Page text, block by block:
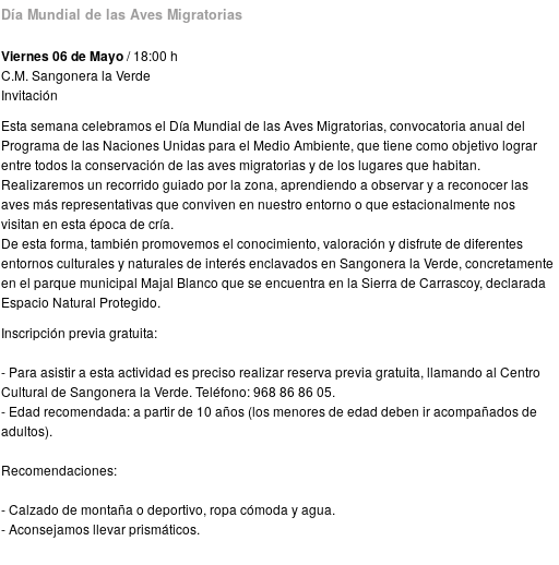
Día Mundial de las Aves Migratorias
Viernes 06 de Mayo/ 18:00 h
C.M. Sangonera la Verde
Invitación
Esta semana celebramos el Día Mundial de las Aves Migratorias, convocatoria anual del
Programa de las Naciones Unidas para el Medio Ambiente, que tiene como objetivo lograr
entre todos la conservación de las aves migratorias y de los lugares que habitan.
Realizaremos un recorrido guiado por la zona, aprendiendo a observar y a reconocer las
aves más representativas que conviven en nuestro entorno o que estacionalmente nos
visitan en esta época de cría.
De esta forma, también promovemos el conocimiento, valoración y disfrute de diferentes
entornos culturales y naturales de interés enclavados en Sangonera la Verde, concretamente
en el parque municipal Majal Blanco que se encuentra en la Sierra de Carrascoy, declarada
Espacio Natural Protegido.
Inscripción previa gratuita:
- Para asistir a esta actividad es preciso realizar reserva previa gratuita, llamando al Centro
Cultural de Sangonera la Verde. Teléfono: 968 86 86 05.
- Edad recomendada: a partir de 10 años (los menores de edad deben ir acompañados de
adultos).
Recomendaciones:
- Calzado de montaña o deportivo, ropa cómoda y agua.
- Aconsejamos llevar prismáticos.